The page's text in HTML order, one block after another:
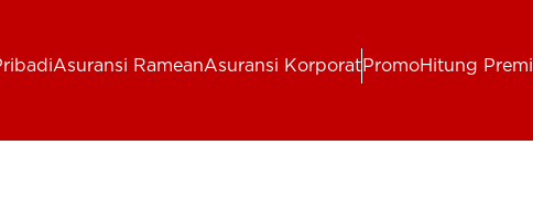
Asuransi RameanAsuransi KorporatPromoHitung Premi